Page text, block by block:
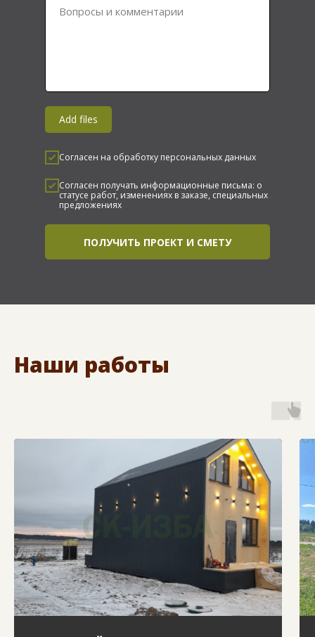
Вопросы и комментарии
Add files
Согласен на обработку персональных данных
Согласен получать информационные письма: о
статусе работ, изменениях в заказе, специальных
предложениях
ПОЛУЧИТЬ ПРОЕКТ И СМЕТУ
Наши работы